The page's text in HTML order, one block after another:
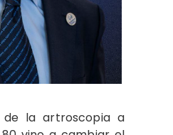
de la artroscopia a